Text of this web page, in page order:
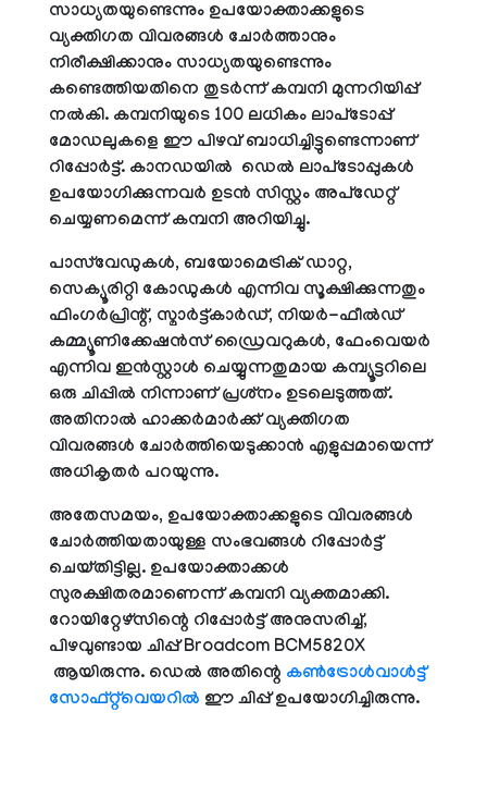
സാധ്യതയുണ്ടെന്നും ഉപയോക്താക്കളുടെ
വ്യക്തിഗത വിവരങ്ങള്‍ ചോര്‍ത്താനും
നിരീക്ഷിക്കാനും സാധ്യതയുണ്ടെന്നും
കണ്ടെത്തിയതിനെ തുടര്‍ന്ന് കമ്പനി മുന്നറിയിപ്പ്
നല്‍കി. കമ്പനിയുടെ 100 ലധികം ലാപ്‌ടോപ്പ്
മോഡലുകളെ ഈ പിഴവ് ബാധിച്ചിട്ടുണ്ടെന്നാണ്
റിപ്പോര്‍ട്ട്. കാനഡയില്‍ ഡെല്‍ ലാപ്‌ടോപ്പുകള്‍
ഉപയോഗിക്കുന്നവര്‍ ഉടന്‍ സിസ്റ്റം അപ്‌ഡേറ്റ്
ചെയ്യണമെന്ന് കമ്പനി അറിയിച്ചു.
പാസ്‌വേഡുകള്‍, ബയോമെട്രിക് ഡാറ്റ,
സെക്യൂരിറ്റി കോഡുകള്‍ എന്നിവ സൂക്ഷിക്കുന്നതും
ഫിംഗര്‍പ്രിന്റ്, സ്മാര്‍ട്ട്കാര്‍ഡ്, നിയര്‍-ഫീല്‍ഡ്
കമ്മ്യൂണിക്കേഷന്‍സ് ഡ്രൈവറുകള്‍, ഫേംവെയര്‍
എന്നിവ ഇന്‍സ്റ്റാള്‍ ചെയ്യുന്നതുമായ കമ്പ്യൂട്ടറിലെ
ഒരു ചിപ്പില്‍ നിന്നാണ് പ്രശ്‌നം ഉടലെടുത്തത്.
അതിനാല്‍ ഹാക്കര്‍മാര്‍ക്ക് വ്യക്തിഗത
വിവരങ്ങള്‍ ചോര്‍ത്തിയെടുക്കാന്‍ എളുപ്പമായെന്ന്
അധികൃതര്‍ പറയുന്നു.
അതേസമയം, ഉപയോക്താക്കളുടെ വിവരങ്ങള്‍
ചോര്‍ത്തിയതായുള്ള സംഭവങ്ങള്‍ റിപ്പോര്‍ട്ട്
ചെയ്തിട്ടില്ല. ഉപയോക്താക്കള്‍
സുരക്ഷിതരമാണെന്ന് കമ്പനി വ്യക്തമാക്കി.
റോയിറ്റേഴ്‌സിന്റെ റിപ്പോര്‍ട്ട് അനുസരിച്ച്,
പിഴവുണ്ടായ ചിപ്പ് Broadcom BCM5820X
ആയിരുന്നു. ഡെല്‍ അതിന്റെ കണ്‍ട്രോള്‍വാള്‍ട്ട്
സോഫ്റ്റ്‌വെയറില്‍ ഈ ചിപ്പ് ഉപയോഗിച്ചിരുന്നു.